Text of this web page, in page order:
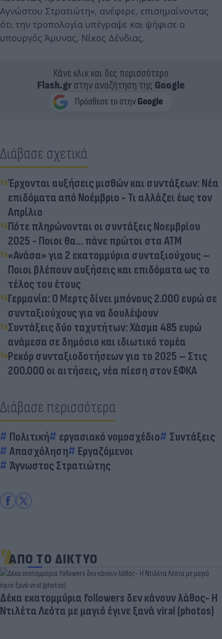
Αγνώστου Στρατιώτη», ανέφερε, επισημαίνοντας
ότι την τροπολογία υπέγραψε και ψήφισε ο
υπουργός Άμυνας, Νίκος Δένδιας.
Κάνε κλικ και δες περισσότερο
Flash.grστην αναζήτηση της Google
Διάβασε σχετικά
Έρχονται αυξήσεις μισθών και συντάξεων: Νέα
επιδόματα από Νοέμβριο - Τι αλλάζει έως τον
Απρίλιο
Πότε πληρώνονται οι συντάξεις Νοεμβρίου
2025 - Ποιοι θα... πάνε πρώτοι στα ΑΤΜ
«Ανάσα» για 2 εκατομμύρια συνταξιούχους –
Ποιοι βλέπουν αυξήσεις και επιδόματα ως το
τέλος του έτους
Γερμανία: Ο Μερτς δίνει μπόνους 2.000 ευρώ σε
συνταξιούχους για να δουλέψουν
Συντάξεις δύο ταχυτήτων: Χάσμα 485 ευρώ
ανάμεσα σε δημόσιο και ιδιωτικό τομέα
Ρεκόρ συνταξιοδοτήσεων για το 2025 – Στις
200.000 οι αιτήσεις, νέα πίεση στον ΕΦΚΑ
Διάβασε περισσότερα
Πολιτική εργασιακό νομοσχέδιο
Συντάξεις
Απασχόληση
Εργαζόμενοι
Άγνωστος Στρατιώτης
ΑΠΟ ΤΟ ΔΙΚΤΥΟ
Δέκα εκατομμύρια followers δεν κάνουν λάθος- Η
Ντιλέτα Λεότα με μαγιό έγινε ξανά viral (photos)